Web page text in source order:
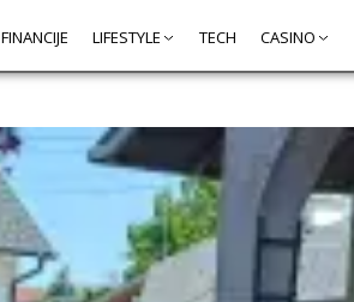
FINANCIJE LIFESTYLE TECH CASINO